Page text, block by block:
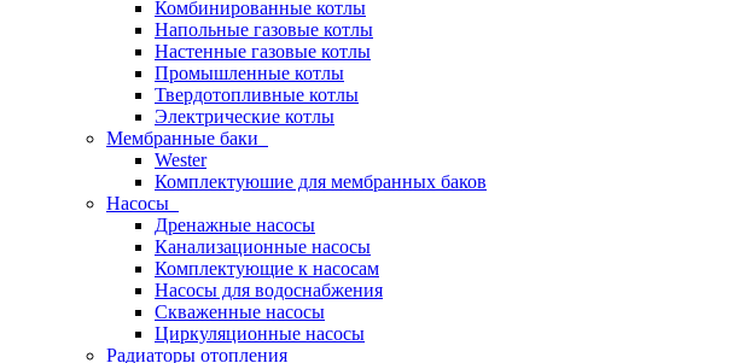
Комбинированные котлы
Напольные газовые котлы
Настенные газовые котлы
Промышленные котлы
Твердотопливные котлы
Электрические котлы
Мембранные баки
Wester
Комплектуюшие для мембранных баков
Насосы
Дренажные насосы
Канализационные насосы
Комплектующие к насосам
Насосы для водоснабжения
Скваженные насосы
Циркуляционные насосы
Радиаторы отопления